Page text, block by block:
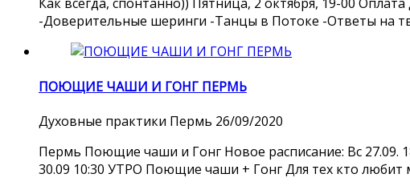
Как всегда, спонтанно)) Пятница, 2 октября, 19-00
-Доверительные шеринги -Танцы в Потоке -Ответы на
ПОЮЩИЕ ЧАШИ И ГОНГ ПЕРМЬ
Духовные практики Пермь 26/09/2020
Пермь Поющие чаши и Гонг Новое расписание: Вс 27.09.
30.09 10:30 УТРО Поющие чаши + Гонг Для тех кто любит